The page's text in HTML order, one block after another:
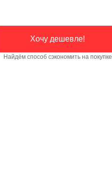
Хочу дешевле!
Найдём способ сэкономить на покупке